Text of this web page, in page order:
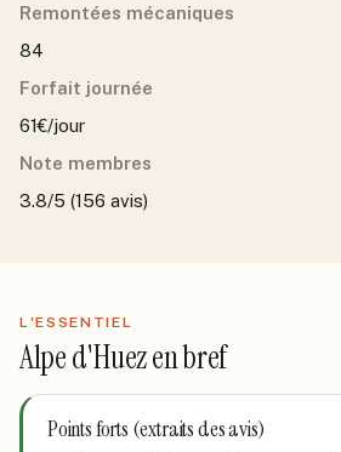
Remontées mécaniques
84
Forfait journée
61€/jour
Note membres
3.8/5 (156 avis)
L'ESSENTIEL
Alpe d'Huezen bref
Points forts (extraits des avis)